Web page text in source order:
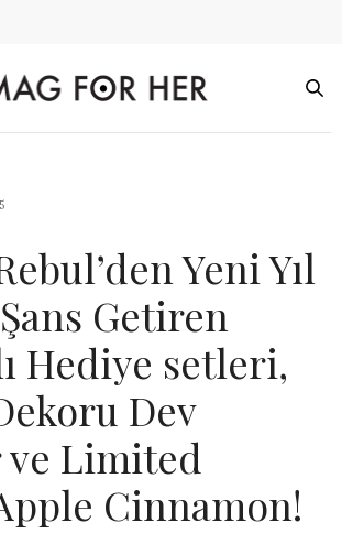
Yeni Yıl
Getiren
Hediye setleri,
Dev
Limited
Cinnamon!